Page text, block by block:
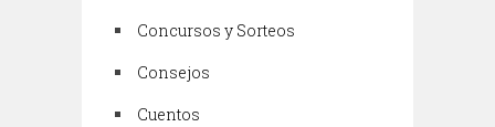
Concursos y Sorteos
Consejos
Cuentos